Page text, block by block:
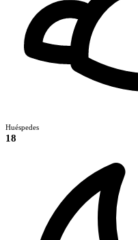
Huéspedes
18